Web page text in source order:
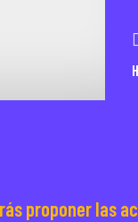
proponer las